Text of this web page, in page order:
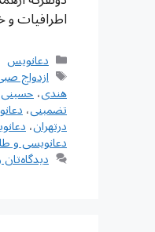
اطرافیات و
دسته‌ها
دعانویس
برچسب‌ها
ازدواج
هندی،
تضمینی،
درتهران،
دعانویسی و